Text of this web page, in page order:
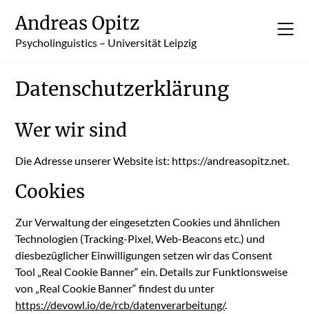
content
Andreas Opitz
Psycholinguistics – Universität Leipzig
Datenschutzerklärung
Wer wir sind
Die Adresse unserer Website ist: https://andreasopitz.net.
Cookies
Zur Verwaltung der eingesetzten Cookies und ähnlichen
Technologien (Tracking-Pixel, Web-Beacons etc.) und
diesbezüglicher Einwilligungen setzen wir das Consent
Tool „Real Cookie Banner“ ein. Details zur Funktionsweise
von „Real Cookie Banner“ findest du unter
https://devowl.io/de/rcb/datenverarbeitung/.